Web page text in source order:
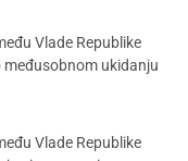
Vlade Republike
međusobnom ukidanju
Vlade Republike